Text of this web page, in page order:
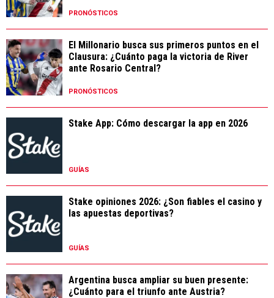
PRONÓSTICOS
El Millonario busca sus primeros puntos en el
Clausura: ¿Cuánto paga la victoria de River
ante Rosario Central?
PRONÓSTICOS
Stake App: Cómo descargar la app en 2026
GUÍAS
Stake opiniones 2026: ¿Son fiables el casino y
las apuestas deportivas?
GUÍAS
Argentina busca ampliar su buen presente:
¿Cuánto para el triunfo ante Austria?